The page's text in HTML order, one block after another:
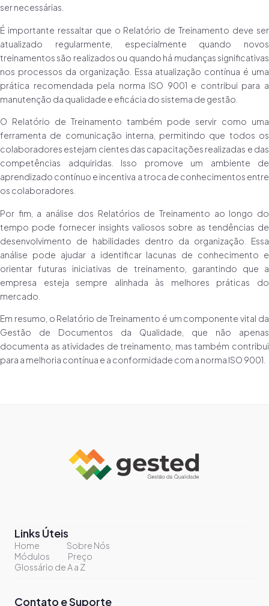
ser necessárias.
É importante ressaltar que o Relatório de Treinamento deve ser
atualizado regularmente, especialmente quando novos
treinamentos são realizados ou quando há mudanças significativas
nos processos da organização. Essa atualização contínua é uma
prática recomendada pela norma ISO 9001 e contribui para a
manutenção da qualidade e eficácia do sistema de gestão.
O Relatório de Treinamento também pode servir como uma
ferramenta de comunicação interna, permitindo que todos os
colaboradores estejam cientes das capacitações realizadas e das
competências adquiridas. Isso promove um ambiente de
aprendizado contínuo e incentiva a troca de conhecimentos entre
os colaboradores.
Por fim, a análise dos Relatórios de Treinamento ao longo do
tempo pode fornecer insights valiosos sobre as tendências de
desenvolvimento de habilidades dentro da organização. Essa
análise pode ajudar a identificar lacunas de conhecimento e
orientar futuras iniciativas de treinamento, garantindo que a
empresa esteja sempre alinhada às melhores práticas do
mercado.
Em resumo, o Relatório de Treinamento é um componente vital da
Gestão de Documentos da Qualidade, que não apenas
documenta as atividades de treinamento, mas também contribui
para a melhoria contínua e a conformidade com a norma ISO 9001.
Links Úteis
Home
Sobre Nós
Módulos
Preço
Glossário de A a Z
Contato e Suporte